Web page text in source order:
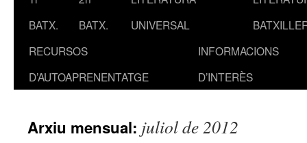
BATX.
BATX.
UNIVERSAL
RECURSOS
D’AUTOAPRENENTATGE
INFORMACIONS
D’INTERÈS
Arxiu mensual: juliol de 2012